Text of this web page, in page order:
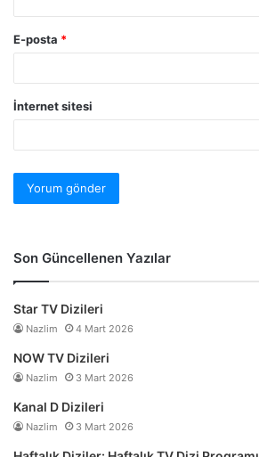
E-posta *
İnternet sitesi
Son Güncellenen Yazılar
Star TV Dizileri
Nazlim 4 Mart 2026
NOW TV Dizileri
Nazlim 3 Mart 2026
Kanal D Dizileri
Nazlim 3 Mart 2026